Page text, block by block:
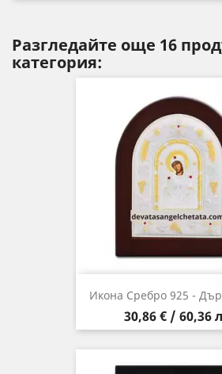
Разгледайте още 16
категория:
Икона Сребро 925 -
Цена
30,86 € / 60,36